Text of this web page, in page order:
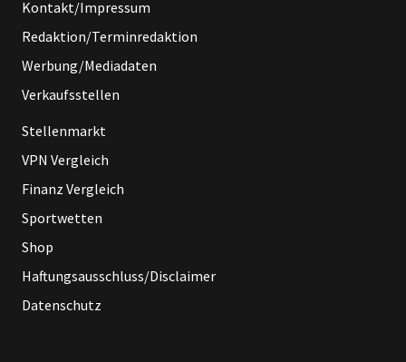
Kontakt/Impressum
Redaktion/Terminredaktion
Werbung/Mediadaten
Verkaufsstellen
Stellenmarkt
VPN Vergleich
Finanz Vergleich
Sportwetten
Shop
Haftungsausschluss/Disclaimer
Datenschutz